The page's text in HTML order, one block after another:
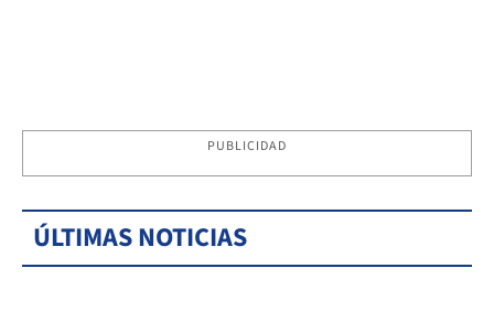
PUBLICIDAD
ÚLTIMAS NOTICIAS